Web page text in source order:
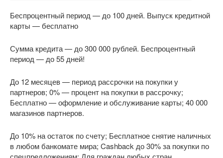
Беспроцентный период — до 100 дней. Выпуск кредитной
карты — бесплатно
Сумма кредита — до 300 000 рублей. Беспроцентный
период — до 55 дней!
До 12 месяцев — период рассрочки на покупки у
партнеров; 0% — процент на покупки в рассрочку;
Бесплатно — оформление и обслуживание карты; 40 000
магазинов партнеров.
До 10% на остаток по счету; Бесплатное снятие наличных
в любом банкомате мира; Cashback до 30% за покупки по